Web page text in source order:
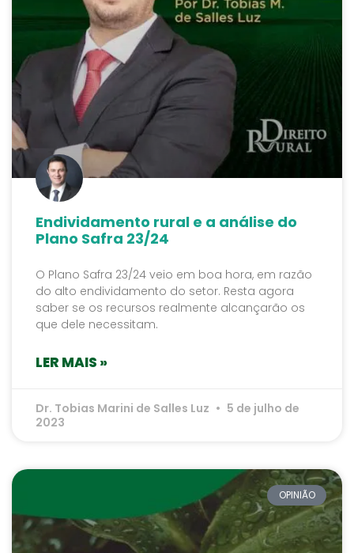
Endividamento rural e a análise do
Plano Safra 23/24
O Plano Safra 23/24 veio em boa hora, em razão
do alto endividamento do setor. Resta agora
saber se os recursos realmente alcançarão os
que dele necessitam.
LER MAIS »
Dr. Tobias Marini de Salles Luz
5 de julho de
2023
OPINIÃO